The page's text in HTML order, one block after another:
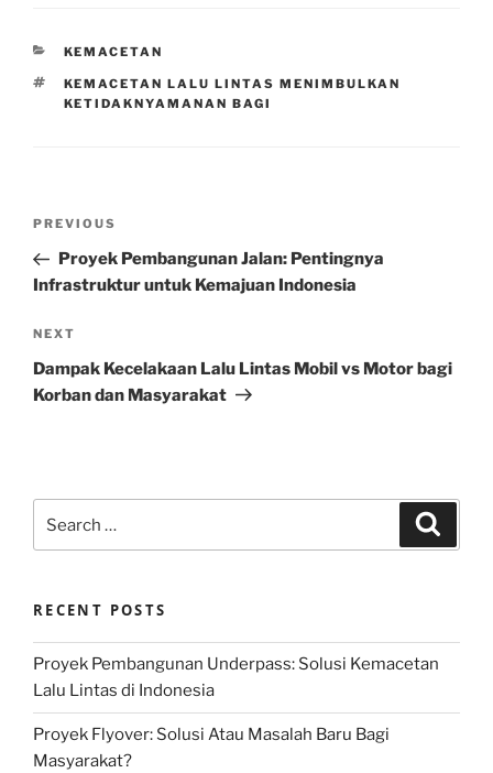
CATEGORIES
KEMACETAN
TAGS
KEMACETAN LALU LINTAS MENIMBULKAN
KETIDAKNYAMANAN BAGI
Previous
Post
PREVIOUS
Proyek Pembangunan Jalan: Pentingnya
Infrastruktur untuk Kemajuan Indonesia
Next
Post
NEXT
Dampak Kecelakaan Lalu Lintas Mobil vs Motor bagi
Korban dan Masyarakat
for:
RECENT POSTS
Proyek Pembangunan Underpass: Solusi Kemacetan
Lalu Lintas di Indonesia
Proyek Flyover: Solusi Atau Masalah Baru Bagi
Masyarakat?